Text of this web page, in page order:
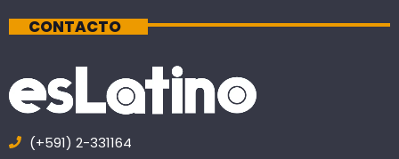
CONTACTO
(+591) 2-331164